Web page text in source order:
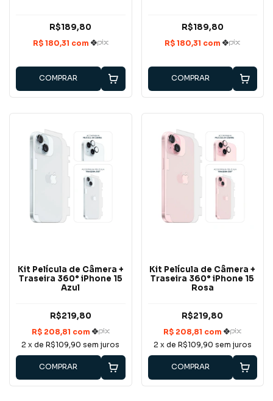
R$189,80
COMPRAR
R$189,80
COMPRAR
Kit Película de Câmera +
Traseira 360° iPhone 15
Azul
R$219,80
2 x deR$109,90 sem juros
COMPRAR
Kit Película de Câmera +
Traseira 360° iPhone 15
Rosa
R$219,80
2 x de R$109,90 sem juros
COMPRAR